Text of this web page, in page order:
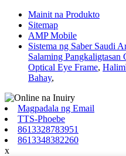
Mainit na Produkto
Sitemap
AMP Mobile
Sistema ng Saber Saudi
Salaming Pangkaligtasan
Optical Eye Frame,
Bahay,
Magpadala ng Email
TTS-Phoebe
8613328783951
8613348382260
x